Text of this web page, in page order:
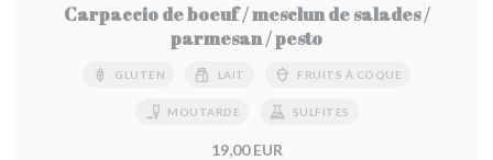
Carpaccio de boeuf / mesclun de salades /
parmesan / pesto
GLUTEN LAIT FRUITS À COQUE
MOUTARDE SULFITES
19,00 EUR